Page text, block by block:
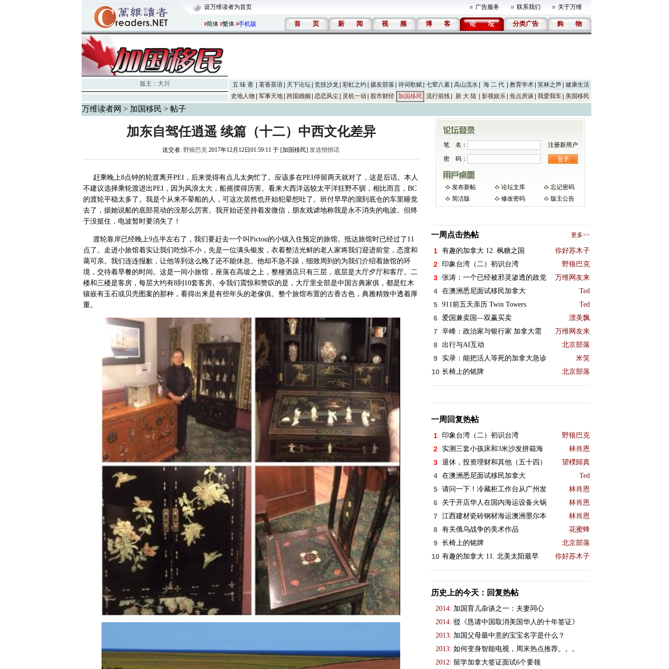
设万维读者为首页 广告服务 联系我们 关于万维
简体 繁体 手机版 首 页 新 闻 视 频 博 客 论 坛 分类广告 购 物
版主： 大川 五 味 斋 茗香茶语 天下论坛 竞技沙龙 彩虹之约 摄友部落 诗词歌赋 七荤八素 高山流水 海 二 代 教育学术 笑林之声
健康生活
史地人物
军事天地 跨国婚姻 恋恋风尘 灵机一动 股市财经 加国移民 流行前线 新 大 陆 影视娱乐 焦点房谈 我爱我车 美国移民
万维读者网 > 加国移民 > 帖子
加东自驾任逍遥 续篇（十二）中西文化差异
送交者: 野狼巴克 2017年12月12日01:59:11 于 [加国移民] 发送悄悄话
赶乘晚上8点钟的轮渡离开PEI，后来觉得有点儿太匆忙了。应该多在PEI停留两天就对了，这是后话。本人
不建议选择乘轮渡进出PEI，因为风浪太大，船摇摆得历害。看来大西洋远较太平洋狂野不驯，相比而言，BC
的渡轮平稳太多了。我是个从来不晕船的人，可这次居然也开始犯晕想吐了。班付早早的溜到底仓的车里睡觉
去了，据她说船的底部晃动的没那么厉害。我开始还坚持着发微信，朋友戏谑地称我是永不消失的电波。但终
于没挺住，电波暂时要消失了！
渡轮靠岸已经晚上9点半左右了，我们要赶去一个叫Pictou的小镇入住预定的旅馆。抵达旅馆时已经过了11
点了。走进小旅馆着实让我们吃惊不小，先是一位满头银发，衣着整洁光鲜的老人家将我们迎进前堂，态度和
蔼可亲。我们连连报歉，让他等到这么晚了还不能休息。他却不急不躁，细致周到的为我们介绍着旅馆的环
境，交待着早餐的时间。这是一间小旅馆，座落在高坡之上，整橦酒店只有三层，底层是大厅歺厅和客厅。二
楼和三楼是客房，每层大约有8到10套客房。令我们震惊和赞叹的是，大厅里全部是中国古典家俱，都是红木
镶嵌有玉石或贝壳图案的那种，看得出来是有些年头的老傢俱。整个旅馆布置的古香古色，典雅精致中透着厚
重。
笔 名：
注册新用户
密 码：
发布新帖 论坛文库
忘记密码
简洁版
修改密码 版主公告
一周点击热帖 更多>>
1 有趣的加拿大 12. 枫糖之国 你好苏木子
2 印象台湾（二）初识台湾 野狼巴克
3 张涛：一个已经被邪灵渗透的政党 万维网友来
4 在澳洲悉尼面试移民加拿大 Ted
5 911前五天亲历 Twin Towers Ted
6 爱国兼卖国—双赢买卖 漂美飘
7 辛峰：政治家与银行家 加拿大需 万维网友来
8 出行与AI互动 北京部落
9 实录：能把活人等死的加拿大急诊 米笑
10 长椅上的铭牌 北京部落
一周回复热帖
1 印象台湾（二）初识台湾 野狼巴克
2 实测三套小孩床和3米沙发拼箱海 林肖恩
3 退休，投资理财和其他（五十四） 望樸歸真
4 在澳洲悉尼面试移民加拿大 Ted
5 请问一下！冷藏柜工作台从广州发 林肖恩
6 关于开店华人在国内海运设备火锅 林肖恩
7 江西建材瓷砖钢材海运澳洲墨尔本 林肖恩
8 有关俄乌战争的美术作品 花蜜蜂
9 长椅上的铭牌 北京部落
10 有趣的加拿大 11. 北美太阳最早 你好苏木子
历史上的今天：回复热帖
2014: 加国育儿杂谈之一：夫妻同心
2014: 驳《恳请中国取消美国华人的十年签证》
2013: 加国父母最中意的宝宝名字是什么？
2013: 如何变身智能电视，周末热点推荐。。。
2012: 留学加拿大签证面试6个要领